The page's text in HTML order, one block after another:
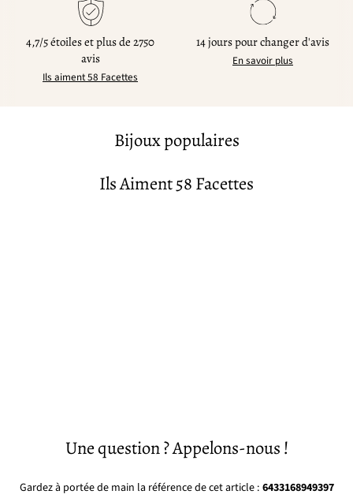
4,7/5 étoiles et plus de 2750
avis
Ils aiment 58 Facettes
14 jours pour changer d'avis
En savoir plus
Bijoux populaires
Ils Aiment 58 Facettes
Une question ? Appelons-nous !
Gardez à portée de main la référence de cet article : 6433168949397